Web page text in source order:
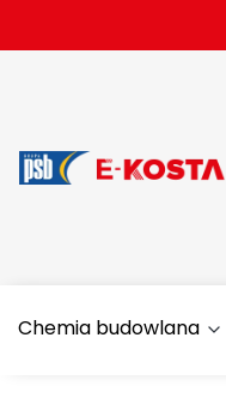
Chemia budowlana